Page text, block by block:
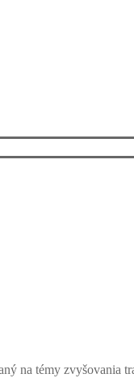
na témy zvyšovania